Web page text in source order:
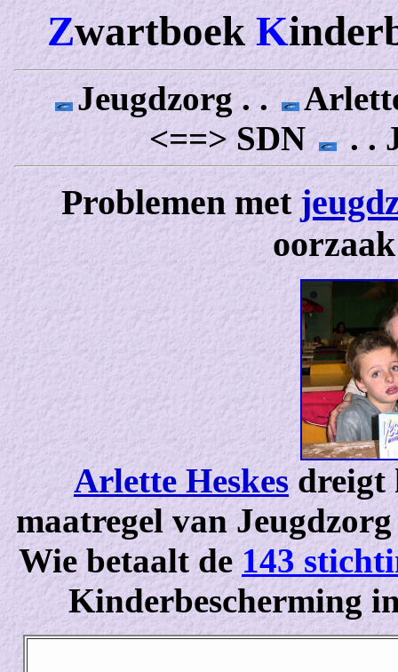
ZwartboekK
Jeugdzorg . .
<==> SDN
. .
Problemen met
Arlette Heskesdreigt
maatregel van
Wie betaalt de143
Kinderbescherming